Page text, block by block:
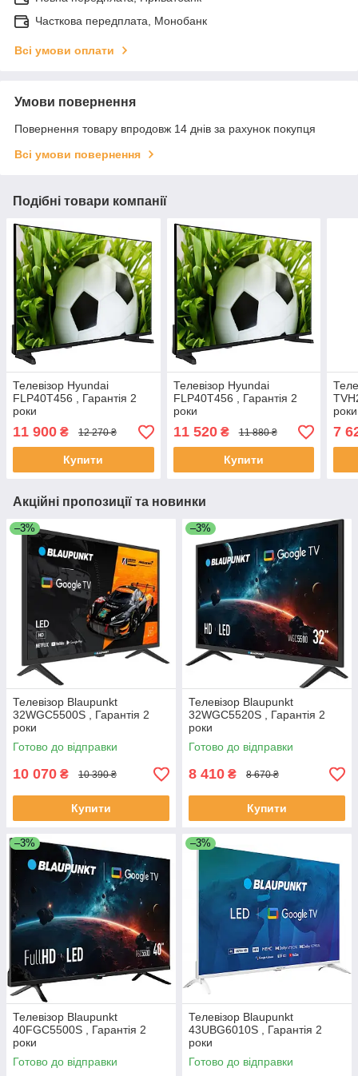
Часткова передплата, Монобанк
Всі умови оплати
Умови повернення
Повернення товару впродовж 14 днів за рахунок покупця
Всі умови повернення
Подібні товари компанії
Телевізор Hyundai
FLP40T456 , Гарантія 2
роки
11 900 ₴ 12 270 ₴
Купити
Телевізор Hyundai
FLP40T456 , Гарантія 2
роки
11 520₴ 11 880 ₴
Купити
роки
7
Акційні пропозиції та новинки
–3%
Телевізор Blaupunkt
32WGC5500S , Гарантія 2
роки
Готово до відправки
10 070 ₴ 10 390 ₴
Купити
–3%
Телевізор Blaupunkt
32WGC5520S , Гарантія 2
роки
Готово до відправки
8 410 ₴ 8 670 ₴
Купити
–3%
Телевізор Blaupunkt
40FGC5500S , Гарантія 2
роки
Готово до відправки
–3%
Телевізор Blaupunkt
43UBG6010S , Гарантія 2
роки
Готово до відправки